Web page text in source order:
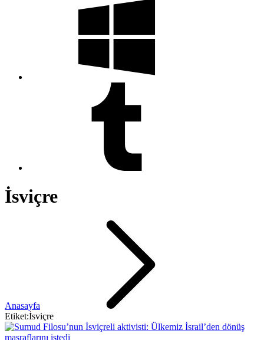
İsviçre
Anasayfa
Etiket:İsviçre